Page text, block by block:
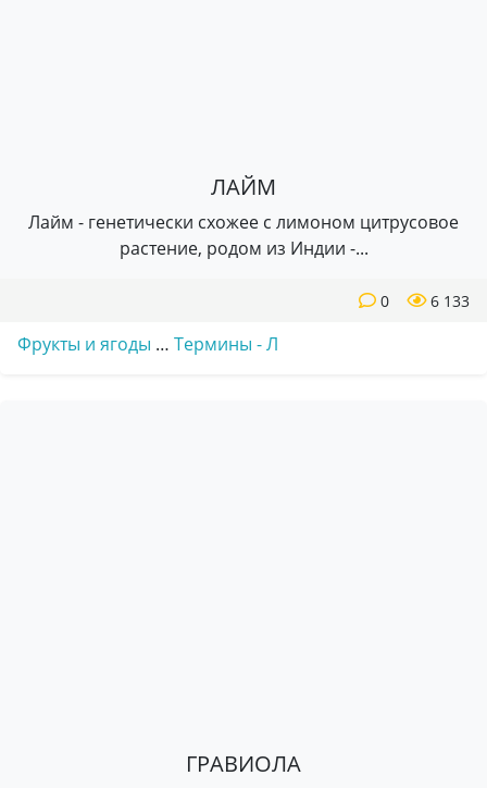
ЛАЙМ
Лайм - генетически схожее с лимоном цитрусовое
растение, родом из Индии -...
6 133
0
Фрукты и ягоды … Термины - Л
ГРАВИОЛА